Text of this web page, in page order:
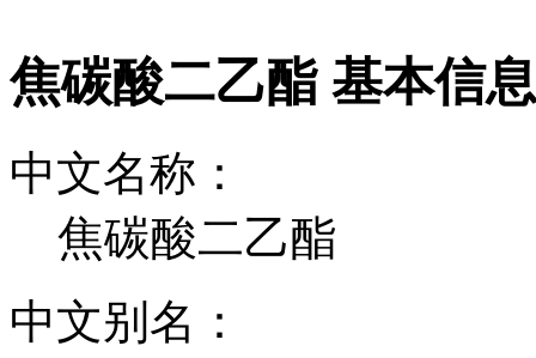
焦碳酸二乙酯 基本信息
中文名称：
焦碳酸二乙酯
中文别名：